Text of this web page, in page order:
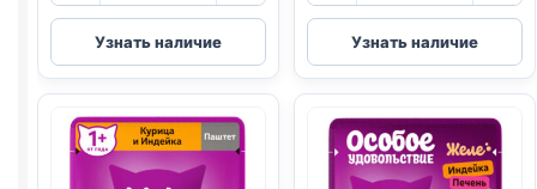
Whiskas
(ГОВЯДИНА,
ПЕЧЕНЬ)
75г
Узнать наличие
Whiskas
(ТЕЛЯТИНА,
ЯГНЕНОК,
75г
Узнать наличие